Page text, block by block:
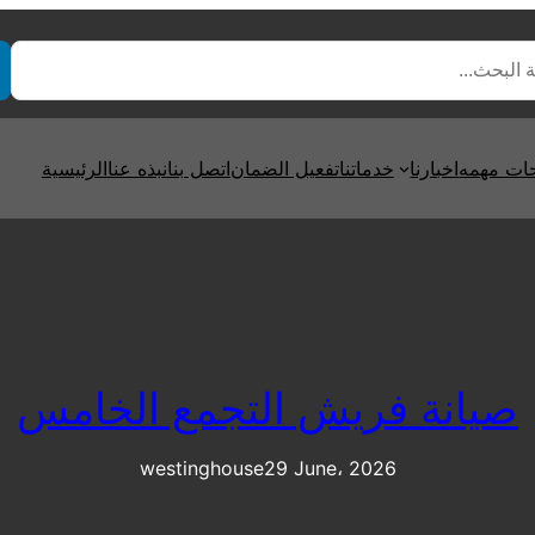
الرئيسيةنبذه عنااتصل بناتفعيل الضمانخدماتنا اخبارنامهمه
صيانة فريش التجمع الخامس
westinghouse29 June، 2026